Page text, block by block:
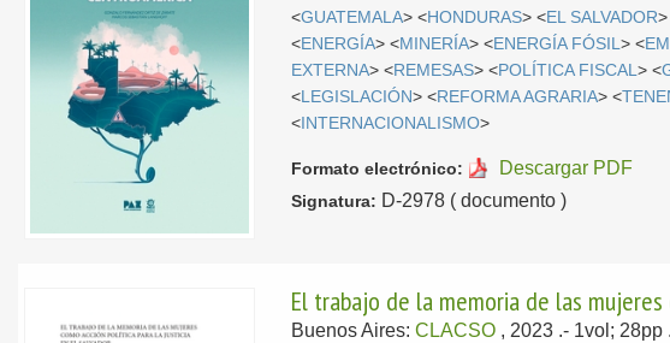
<GUATEMALA> <HONDURAS> <EL SALVADOR
<ENERGÍA> <MINERÍA> <ENERGÍA FÓSIL> <
EXTERNA> <REMESAS> <POLÍTICA FISCAL> <
<LEGISLACIÓN> <REFORMA AGRARIA> <
< INTERNACIONALISMO>
Formato electrónico: Descargar PDF
Signatura: D-2978 ( documento )
El trabajo de la memoria de las
Buenos Aires:CLACSO , 2023 .- 1vol; 28pp